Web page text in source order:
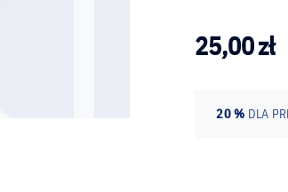
25,00zł
20 % DLA